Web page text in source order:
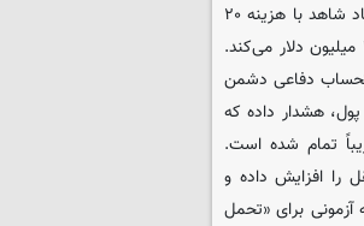
جریان دارد و اینجا، برگ برنده از آن ایران است. تحلیل «آذرنیوز» نشان می‌دهد هر پهپاد شاهد با هزینه ۲۰
تا ۵۰ هزار دلاری ایران، دشمن را مجبور به شلیک رهگیرهای پاتریوت با قیمت ۳ تا ۴ میلیون دلار می‌کند.
اما صورتحساب دفاعی دشمن
پول، هشدار داده که
تمام شده است.
را افزایش داده و
برای «تحمل